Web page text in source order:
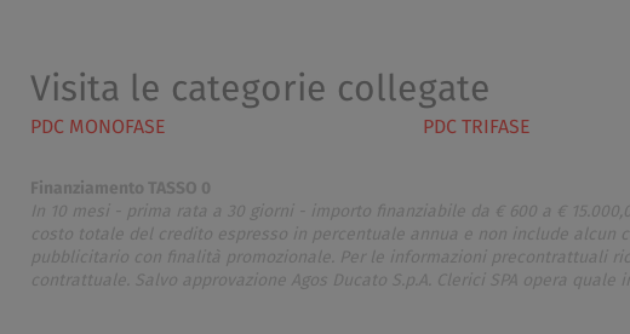
Visita le categorie collegate
PDC MONOFASE PDC TRIFASE
Finanziamento TASSO 0
In 10 mesi - prima rata a 30 giorni - importo finanziabile da € 600 a €
costo totale del credito espresso in percentuale annua e non include alcun
pubblicitario con finalità promozionale. Per le informazioni precontrattuali
contrattuale. Salvo approvazione Agos Ducato S.p.A. Clerici SPA opera